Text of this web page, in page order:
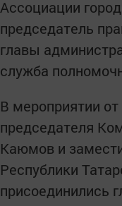
Ассоциации
председатель
главы
служба
В мероприятии
председателя
Каюмов и
Республики
присоединились